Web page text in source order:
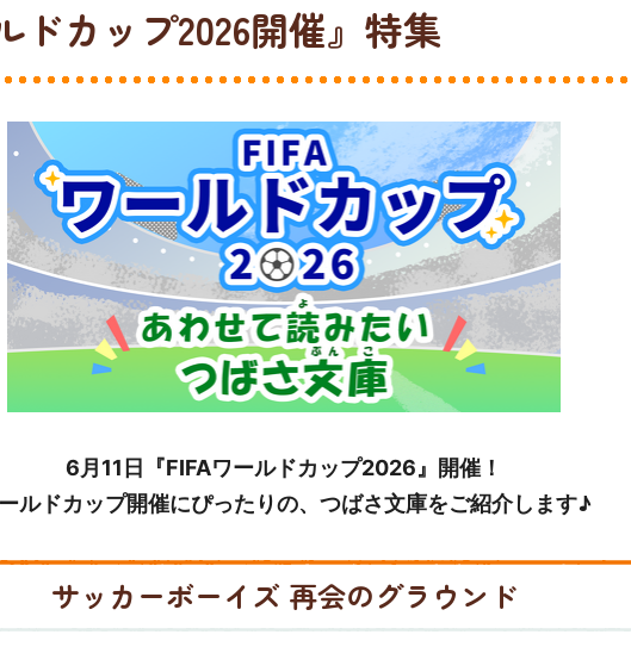
ドカップ2026開催』特集
6月11日『FIFAワールドカップ2026』開催！
ルドカップ開催にぴったりの、つばさ文庫をご紹介します♪
サッカーボーイズ 再会のグラウンド